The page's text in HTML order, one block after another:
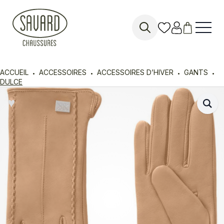
ACCUEIL ACCESSOIRES ACCESSOIRES D’HIVER
GANTS
DULCE
♥︎